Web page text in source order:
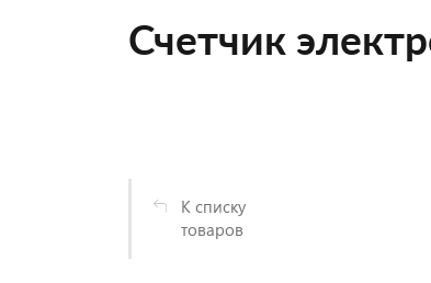
Счетчик
К списку
товаров